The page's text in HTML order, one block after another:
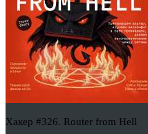
Хакер #326. Router from Hell